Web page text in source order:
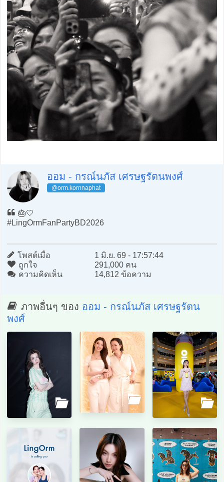
ออม - กรณ์นภัส เศรษฐรัตนพงศ์
@orm.kornnaphat
🎂🤍
#LingOrmFanPartyBD2026
โพสต์เมื่อ
1 มิ.ย. 69 - 17:57:44
ถูกใจ
291,000 คน
ความคิดเห็น
14,812 ข้อความ
ภาพอื่นๆ ของ ออม - กรณ์นภัส เศรษฐรัตน
พงศ์